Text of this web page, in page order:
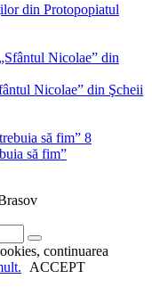
din Protopopiatul
Nicolae” din Şcheii
să fim”
continuarea
ACCEPT